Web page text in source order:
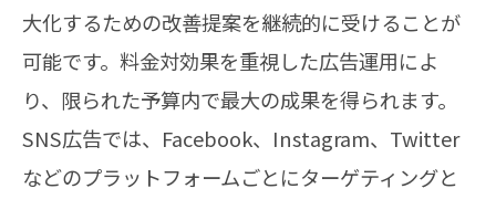
大化するための改善提案を継続的に受けることが
可能です。料金対効果を重視した広告運用によ
り、限られた予算内で最大の成果を得られます。
SNS広告では、Facebook、Instagram、Twitter
などのプラットフォームごとにターゲティングと